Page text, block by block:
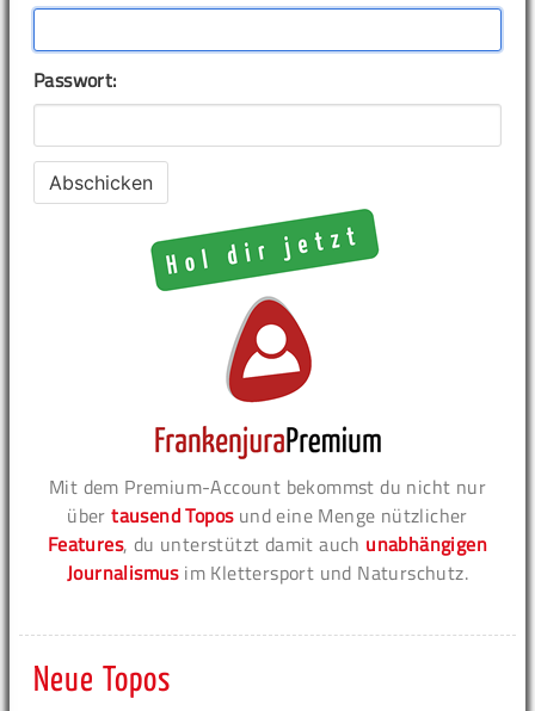
Passwort:
Mit dem Premium-Account bekommst du nicht nur
übertausend Toposund eine Menge nützlicher
Features, du unterstützt damit auch unabhängigen
Journalismusim Klettersport und Naturschutz.
Neue Topos